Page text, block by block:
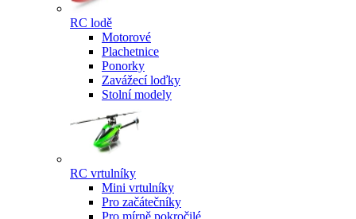
RC lodě
Motorové
Plachetnice
Ponorky
Zavážecí loďky
Stolní modely
RC vrtulníky
Mini vrtulníky
Pro začátečníky
Pro mírně pokročilé